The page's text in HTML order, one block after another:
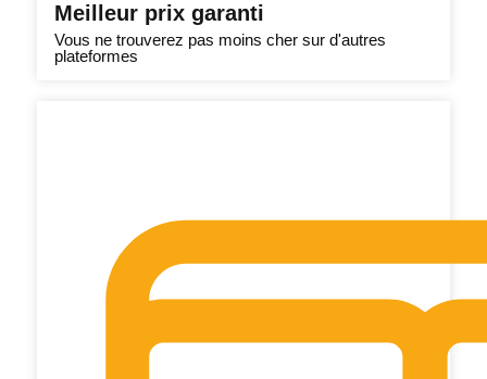
Meilleur prix garanti
Vous ne trouverez pas moins cher sur d'autres
plateformes